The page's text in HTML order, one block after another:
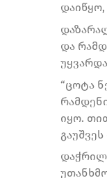
და
“ცოტა
იყო.